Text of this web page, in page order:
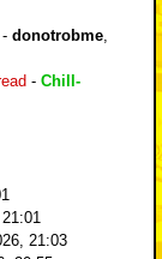
- donotrobme
- Chill-
21:03